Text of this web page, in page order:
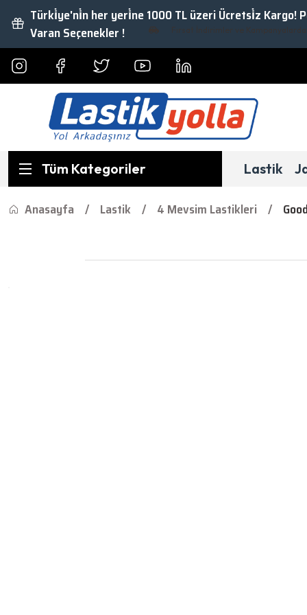
Türki̇ye'ni̇n her yeri̇ne 1000 TL üzeri Ücretsi̇z Kargo!
Varan Seçenekler !
Tüm Kategoriler Lastik
Anasayfa Lastik 4 Mevsim Lastikleri